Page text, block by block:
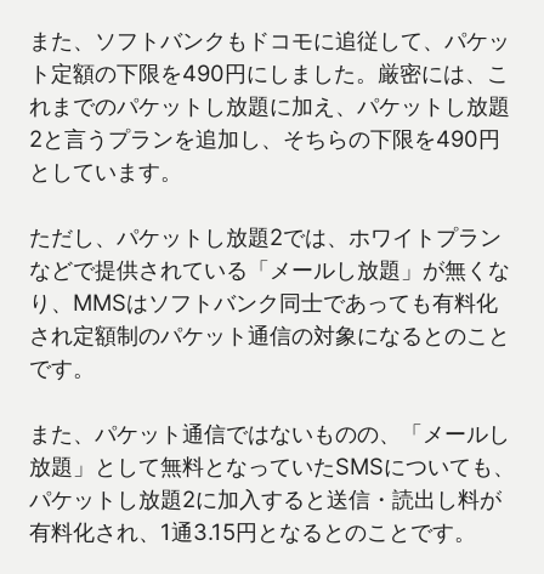
また、ソフトバンクもドコモに追従して、パケッ
ト定額の下限を490円にしました。厳密には、こ
れまでのパケットし放題に加え、パケットし放題
2と言うプランを追加し、そちらの下限を490円
としています。
ただし、パケットし放題2では、ホワイトプラン
などで提供されている「メールし放題」が無くな
り、MMSはソフトバンク同士であっても有料化
され定額制のパケット通信の対象になるとのこと
です。
また、パケット通信ではないものの、「メールし
放題」として無料となっていたSMSについても、
パケットし放題2に加入すると送信・読出し料が
有料化され、1通3.15円となるとのことです。